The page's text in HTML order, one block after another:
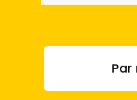
Par